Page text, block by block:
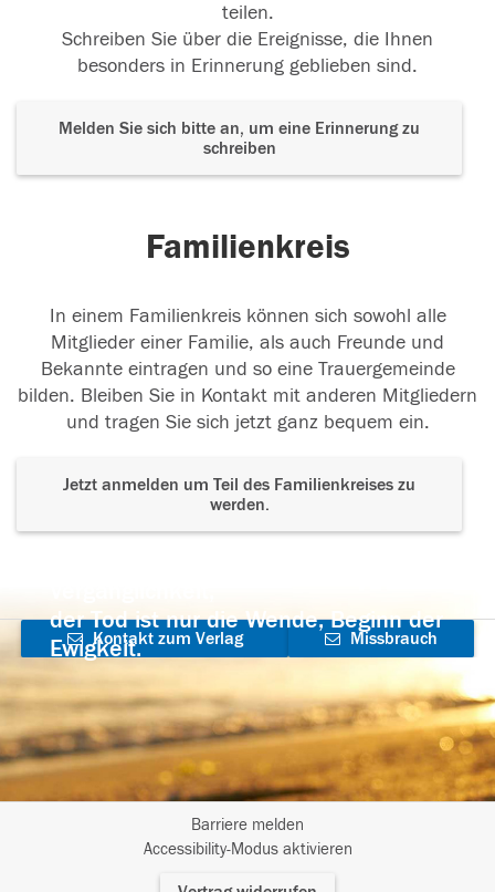
teilen.
Schreiben Sie über die Ereignisse, die Ihnen
besonders in Erinnerung geblieben sind.
Melden Sie sich bitte an, um eine Erinnerung zu
schreiben
Familienkreis
In einem Familienkreis können sich sowohl alle
Mitglieder einer Familie, als auch Freunde und
Bekannte eintragen und so eine Trauergemeinde
bilden. Bleiben Sie in Kontakt mit anderen Mitgliedern
und tragen Sie sich jetzt ganz bequem ein.
Jetzt anmelden um Teil des Familienkreises zu
werden.
der Tod ist nur die Wende, Beginn der
Ewigkeit.
Kontakt zum Verlag
aufnehmen
Missbrauch
Barriere melden
Accessibility-Modus aktivieren